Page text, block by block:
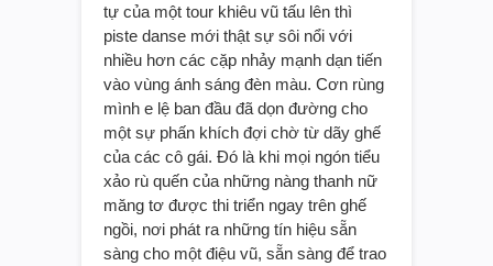
tự của một tour khiêu vũ tấu lên thì
piste danse mới thật sự sôi nổi với
nhiều hơn các cặp nhảy mạnh dạn tiến
vào vùng ánh sáng đèn màu. Cơn rùng
mình e lệ ban đầu đã dọn đường cho
một sự phấn khích đợi chờ từ dãy ghế
của các cô gái. Đó là khi mọi ngón tiểu
xảo rù quến của những nàng thanh nữ
măng tơ được thi triển ngay trên ghế
ngồi, nơi phát ra những tín hiệu sẵn
sàng cho một điệu vũ, sẵn sàng để trao